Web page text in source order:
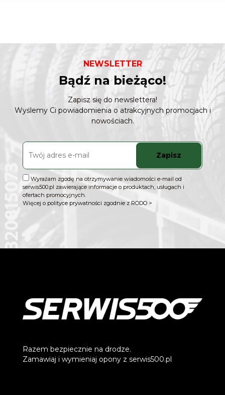
NEWSLETTER
Bądź na bieżąco!
Zapisz się do newslettera!
Wyślemy Ci powiadomienia o atrakcyjnych promocjach i
nowościach.
Zapisz
Wyrażam zgodę na otrzymywanie wiadomości e-mail od
serwis500.pl zawierające informacje o produktach, usługach i
ofertach promocyjnych.
Więcej o polityce prywatności zgodnie z RODO >
Razem bezpiecznie na drodze.
Zamawiaj i wymieniaj opony z serwis500.pl